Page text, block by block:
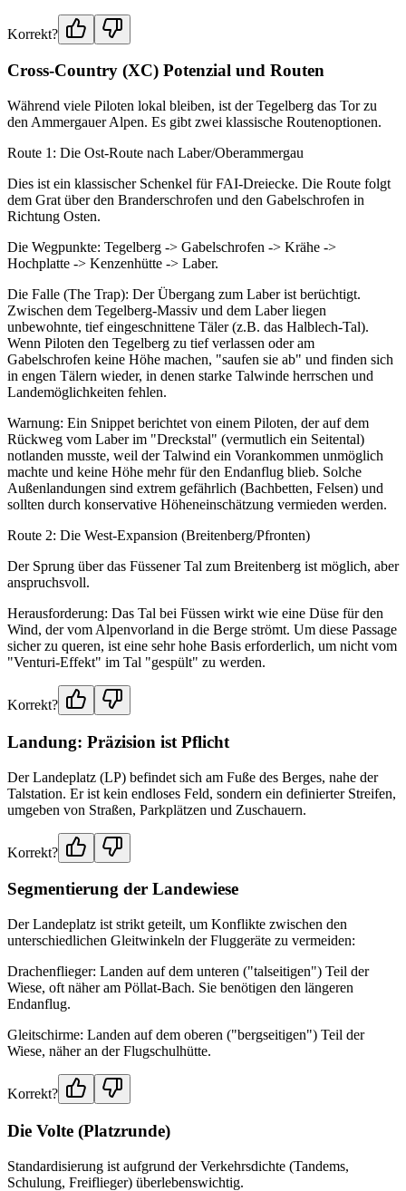
Korrekt?
Cross-Country (XC) Potenzial und Routen
Während viele Piloten lokal bleiben, ist der Tegelberg das Tor zu
den Ammergauer Alpen. Es gibt zwei klassische Routenoptionen.
Route 1: Die Ost-Route nach Laber/Oberammergau
Dies ist ein klassischer Schenkel für FAI-Dreiecke. Die Route folgt
dem Grat über den Branderschrofen und den Gabelschrofen in
Richtung Osten.
Die Wegpunkte: Tegelberg -> Gabelschrofen -> Krähe ->
Hochplatte -> Kenzenhütte -> Laber.
Die Falle (The Trap): Der Übergang zum Laber ist berüchtigt.
Zwischen dem Tegelberg-Massiv und dem Laber liegen
unbewohnte, tief eingeschnittene Täler (z.B. das Halblech-Tal).
Wenn Piloten den Tegelberg zu tief verlassen oder am
Gabelschrofen keine Höhe machen, "saufen sie ab" und finden sich
in engen Tälern wieder, in denen starke Talwinde herrschen und
Landemöglichkeiten fehlen.
Warnung: Ein Snippet berichtet von einem Piloten, der auf dem
Rückweg vom Laber im "Dreckstal" (vermutlich ein Seitental)
notlanden musste, weil der Talwind ein Vorankommen unmöglich
machte und keine Höhe mehr für den Endanflug blieb. Solche
Außenlandungen sind extrem gefährlich (Bachbetten, Felsen) und
sollten durch konservative Höheneinschätzung vermieden werden.
Route 2: Die West-Expansion (Breitenberg/Pfronten)
Der Sprung über das Füssener Tal zum Breitenberg ist möglich, aber
anspruchsvoll.
Herausforderung: Das Tal bei Füssen wirkt wie eine Düse für den
Wind, der vom Alpenvorland in die Berge strömt. Um diese Passage
sicher zu queren, ist eine sehr hohe Basis erforderlich, um nicht vom
"Venturi-Effekt" im Tal "gespült" zu werden.
Korrekt?
Landung: Präzision ist Pflicht
Der Landeplatz (LP) befindet sich am Fuße des Berges, nahe der
Talstation. Er ist kein endloses Feld, sondern ein definierter Streifen,
umgeben von Straßen, Parkplätzen und Zuschauern.
Korrekt?
Segmentierung der Landewiese
Der Landeplatz ist strikt geteilt, um Konflikte zwischen den
unterschiedlichen Gleitwinkeln der Fluggeräte zu vermeiden:
Drachenflieger: Landen auf dem unteren ("talseitigen") Teil der
Wiese, oft näher am Pöllat-Bach. Sie benötigen den längeren
Endanflug.
Gleitschirme: Landen auf dem oberen ("bergseitigen") Teil der
Wiese, näher an der Flugschulhütte.
Korrekt?
Die Volte (Platzrunde)
Standardisierung ist aufgrund der Verkehrsdichte (Tandems,
Schulung, Freiflieger) überlebenswichtig.